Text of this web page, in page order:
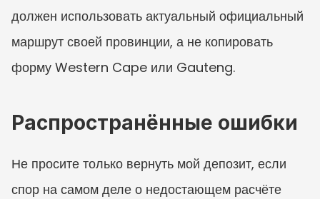
должен использовать актуальный официальный
маршрут своей провинции, а не копировать
форму Western Cape или Gauteng.
Распространённые ошибки
Не просите только вернуть мой депозит, если
спор на самом деле о недостающем расчёте